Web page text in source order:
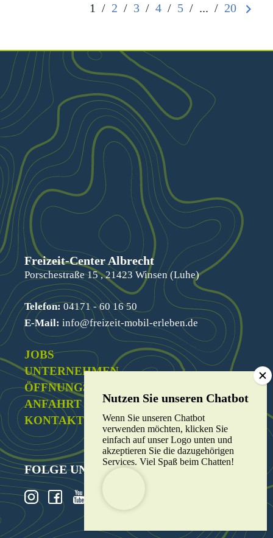
1 / 2 / 3 / 4 / 5 / ... / 20
Freizeit-Center Albrecht
Porschestraße 15 , 21423 Winsen (Luhe)
Telefon: 04171 - 60 16 50
E-Mail: info@freizeit-mobil-erleben.de
JOBS
UNTERNEHMEN
ÖFFNUNGSZEITEN
ANFAHRT
KONTAKT
FOLGE UNS
Wenn Sie unseren Chatbot
verwenden möchten, klicken Sie
einfach auf unser Logo unten und
akzeptieren Sie die dazugehörigen
Services. Viel Spaß beim Chatten!
Weitere Informationen über den gesperrten